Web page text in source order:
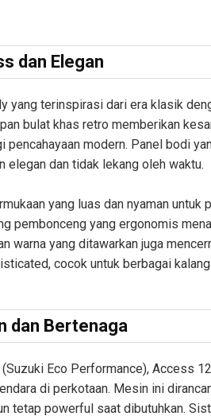
dan Elegan
yang terinspirasi dari era klasik
bulat khas retro memberikan
modern. Panel bodi
elegan dan tidak lekang oleh waktu.
yang luas dan nyaman untuk
pembonceng yang ergonomis
warna yang ditawarkan juga
cocok untuk berbagai
dan Bertenaga
Eco Performance), Access
di perkotaan. Mesin ini
tetap powerful saat dibutuhkan.